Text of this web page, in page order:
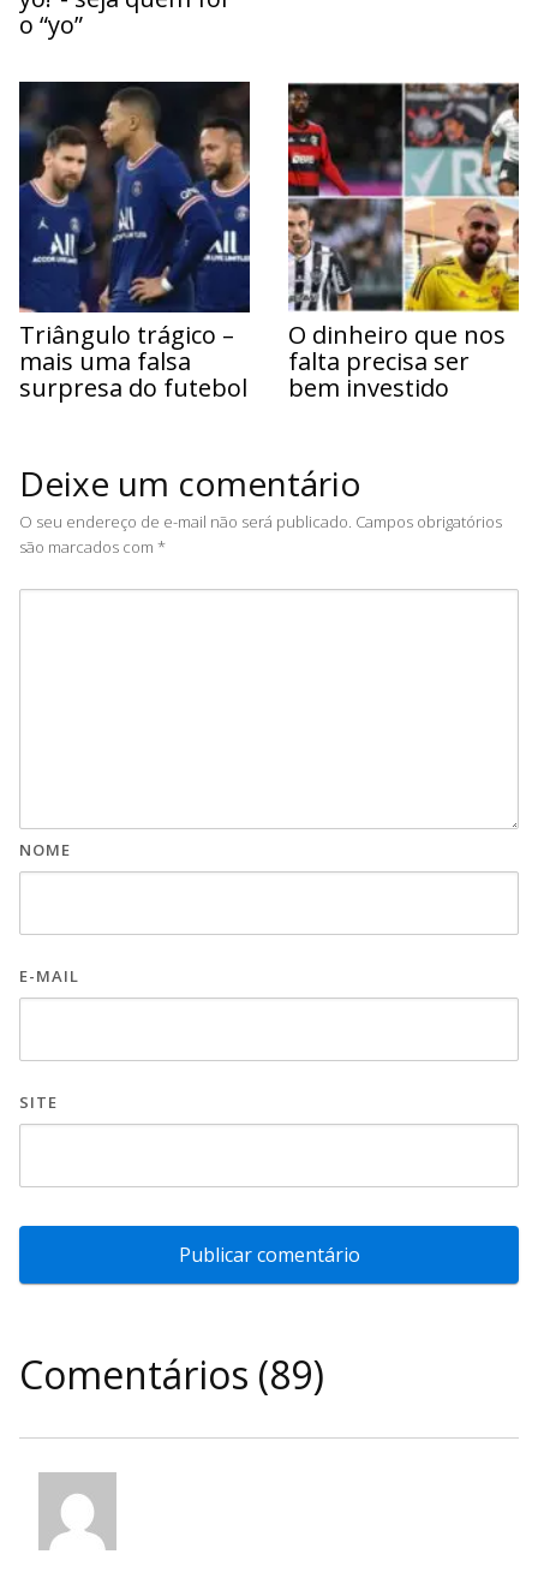
o “yo”
Triângulo trágico –
mais uma falsa
surpresa do futebol
O dinheiro que nos
falta precisa ser
bem investido
Deixe um comentário
O seu endereço de e-mail não será publicado. Campos obrigatórios
são marcados com *
NOME
E-MAIL
SITE
Comentários (89)